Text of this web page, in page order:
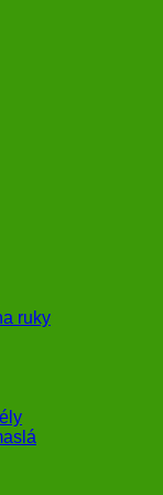
ruky